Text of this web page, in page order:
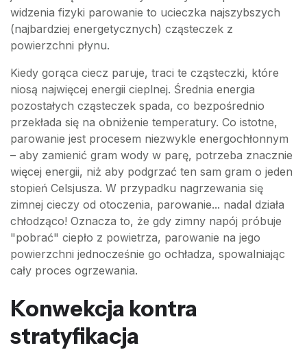
widzenia fizyki parowanie to ucieczka najszybszych
(najbardziej energetycznych) cząsteczek z
powierzchni płynu.
Kiedy gorąca ciecz paruje, traci te cząsteczki, które
niosą najwięcej energii cieplnej. Średnia energia
pozostałych cząsteczek spada, co bezpośrednio
przekłada się na obniżenie temperatury. Co istotne,
parowanie jest procesem niezwykle energochłonnym
– aby zamienić gram wody w parę, potrzeba znacznie
więcej energii, niż aby podgrzać ten sam gram o jeden
stopień Celsjusza. W przypadku nagrzewania się
zimnej cieczy od otoczenia, parowanie... nadal działa
chłodząco! Oznacza to, że gdy zimny napój próbuje
"pobrać" ciepło z powietrza, parowanie na jego
powierzchni jednocześnie go ochładza, spowalniając
cały proces ogrzewania.
Konwekcja kontra
stratyfikacja